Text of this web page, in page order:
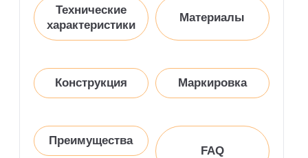
Технические
характеристики
Материалы
Конструкция Маркировка
Преимущества
FAQ